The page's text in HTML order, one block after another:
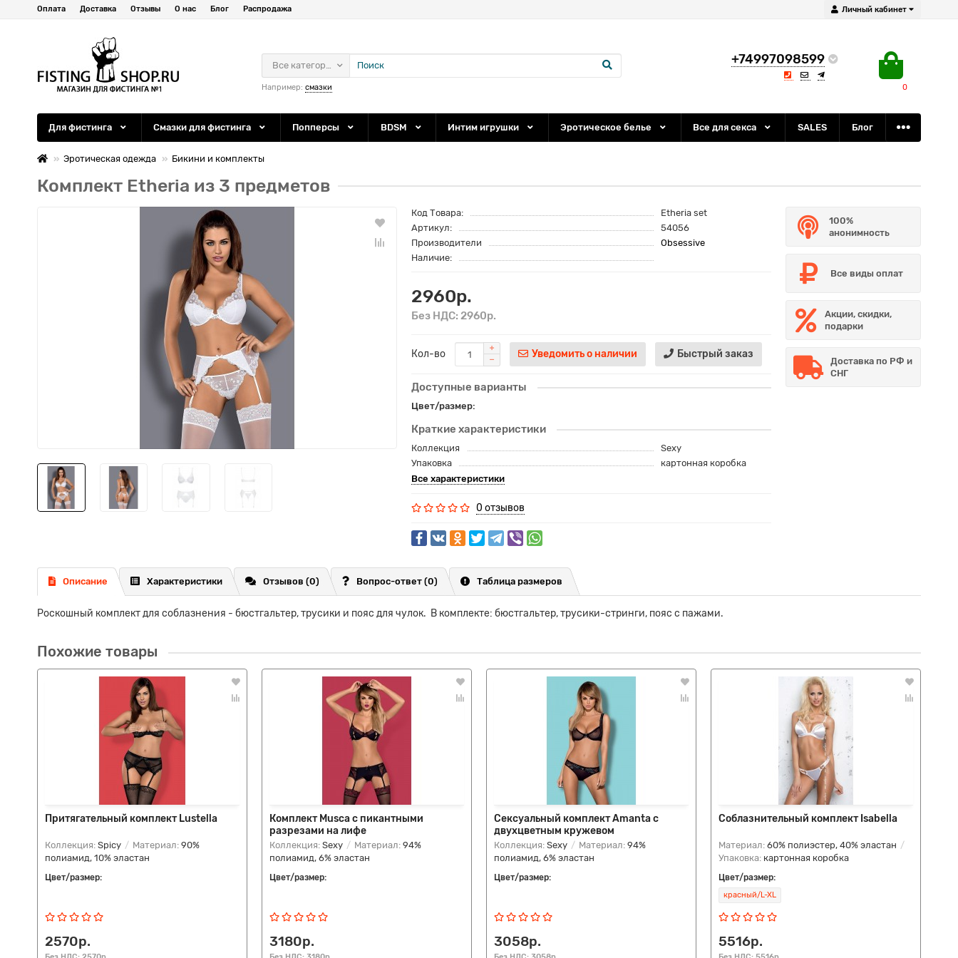
Личный кабинет
Оплата Доставка Отзывы О нас Блог Распродажа
+74997098599
0
Все категории
Например: смазки
Для фистинга Смазки для фистинга Попперсы BDSM Интим игрушки Эротическое белье Все для секса SALES Блог
Эротическая одежда Бикини и комплекты
Комплект Etheria из 3 предметов
Код Товара:
Etheria set
Артикул:
54056
Производители
Obsessive
Наличие:
2960р.
Без НДС: 2960р.
Кол-во Уведомить о наличии Быстрый заказ
Доступные варианты
Цвет/размер:
Краткие характеристики
Коллекция
Sexy
Упаковка
картонная коробка
Все характеристики
0 отзывов
100%
анонимность
Все виды оплат
Акции, скидки,
подарки
Доставка по РФ и
СНГ
Описание Характеристики Отзывов (0) Вопрос-ответ (0) Таблица размеров
Роскошный комплект для соблазнения - бюстгальтер, трусики и пояс для чулок. В комплекте: бюстгальтер, трусики-стринги, пояс с пажами.
Похожие товары
Притягательный комплект Lustella
Коллекция: Spicy Материал: 90%
полиамид, 10% эластан
Цвет/размер:
2570р.
Комплект Musca с пикантными
разрезами на лифе
Коллекция: Sexy Материал: 94%
полиамид, 6% эластан
Цвет/размер:
3180р.
Сексуальный комплект Amanta с
двухцветным кружевом
Коллекция: Sexy Материал: 94%
полиамид, 6% эластан
Цвет/размер:
3058р.
Соблазнительный комплект Isabella
Материал: 60% полиэстер, 40% эластан
Упаковка: картонная коробка
Цвет/размер:
красный/L-XL
5516р.